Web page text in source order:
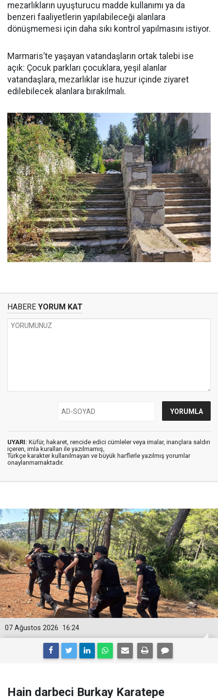
mezarlıkların uyuşturucu madde kullanımı ya da
benzeri faaliyetlerin yapılabileceği alanlara
dönüşmemesi için daha sıkı kontrol yapılmasını istiyor.
Marmaris’te yaşayan vatandaşların ortak talebi ise
açık: Çocuk parkları çocuklara, yeşil alanlar
vatandaşlara, mezarlıklar ise huzur içinde ziyaret
edilebilecek alanlara bırakılmalı.
HABERE YORUM KAT
UYARI: Küfür, hakaret, rencide edici cümleler veya imalar, inançlara saldırı
içeren, imla kuralları ile yazılmamış,
Türkçe karakter kullanılmayan ve büyük harflerle yazılmış yorumlar
onaylanmamaktadır.
16:24
07 Ağustos 2026
Hain darbeci Burkay Karatepe